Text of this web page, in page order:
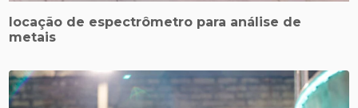
locação de espectrômetro para análise de
metais